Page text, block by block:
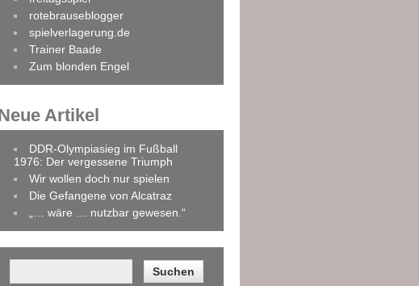
rotebrauseblogger
spielverlagerung.de
Trainer Baade
Zum blonden Engel
Artikel
DDR-Olympiasieg im Fußball
1976: Der vergessene Triumph
Wir wollen doch nur spielen
Die Gefangene von Alcatraz
„… wäre … nutzbar gewesen.“